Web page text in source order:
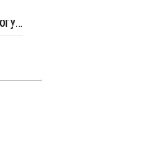
Ноябрьские контрактные цен АБС в Европе могут вырасти на EUR50-60 за тонну